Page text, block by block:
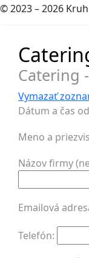
© 2023 – 2026
Catering
Vymazať
Dátum a čas
Meno a
Názov firmy
Emailová
Telefón: